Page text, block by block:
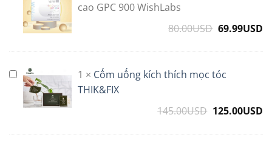
cao
GPC
900
cao GPC 900 WishLabs
80.00USD 69.99USD
Cốm
uống
kích
1 × Cốm uống kích thích mọc tóc
THIK&FIX
145.00USD Original
125.00USD